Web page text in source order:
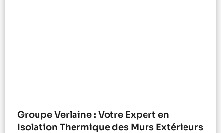
Groupe Verlaine : Votre Expert en
Isolation Thermique des Murs Extérieurs